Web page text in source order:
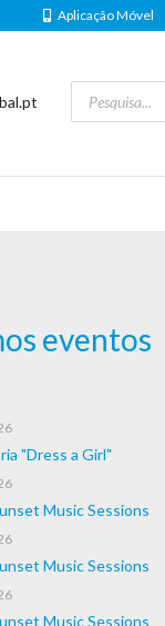
Aplicação Móvel
eventos
"Dress a Girl"
Music Sessions
Music Sessions
Music Sessions